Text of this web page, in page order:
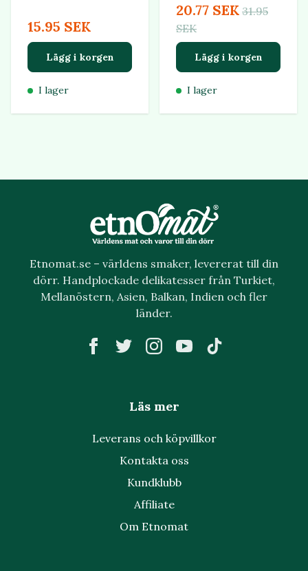
15.95 SEK
Lägg i korgen
I lager
20.77 SEK 31.95
SEK
Lägg i korgen
I lager
Etnomat.se – världens smaker, levererat till din
dörr. Handplockade delikatesser från Turkiet,
Mellanöstern, Asien, Balkan, Indien och fler
länder.
Läs mer
Leverans och köpvillkor
Kontakta oss
Kundklubb
Affiliate
Om Etnomat